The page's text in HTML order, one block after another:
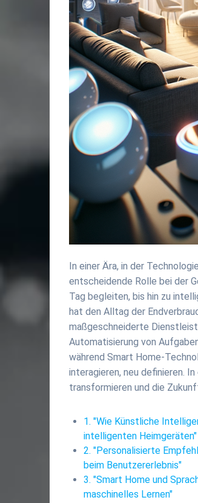
In einer Ära, in der
entscheidende Rolle bei der
Tag begleiten, bis hin zu
hat den Alltag der
maßgeschneiderte
Automatisierung von
während Smart Home-
interagieren, neu definieren.
transformieren und die
1. "Wie Künstliche
intelligenten Heimgeräten"
2. "Personalisierte
beim Benutzererlebnis"
3. "Smart Home und
maschinelles Lernen"